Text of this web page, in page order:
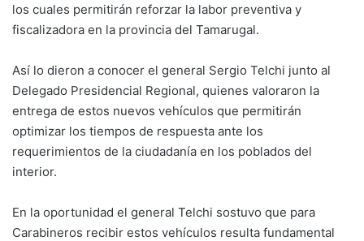
los cuales permitirán reforzar la labor preventiva y
fiscalizadora en la provincia del Tamarugal.
Así lo dieron a conocer el general Sergio Telchi junto al
Delegado Presidencial Regional, quienes valoraron la
entrega de estos nuevos vehículos que permitirán
optimizar los tiempos de respuesta ante los
requerimientos de la ciudadanía en los poblados del
interior.
En la oportunidad el general Telchi sostuvo que para
Carabineros recibir estos vehículos resulta fundamental